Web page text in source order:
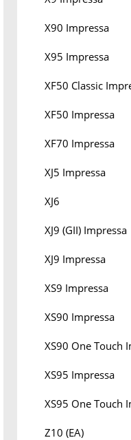
X90 Impressa
X95 Impressa
XF50 Classic
XF50 Impressa
XF70 Impressa
XJ5 Impressa
XJ6
XJ9 (GII) Impressa
XJ9 Impressa
XS9 Impressa
XS90 Impressa
XS90 One Touch
XS95 Impressa
XS95 One Touch
Z10 (EA)